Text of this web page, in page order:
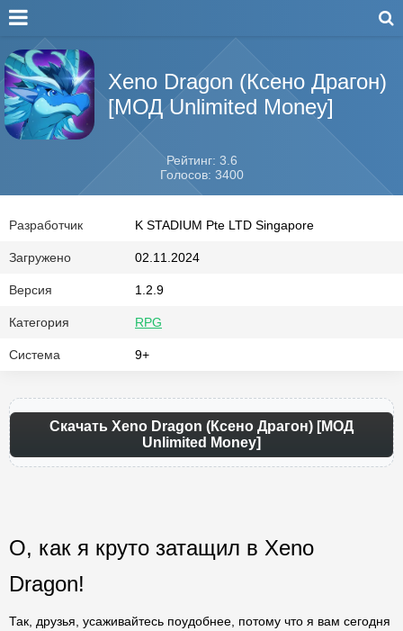
Xeno Dragon (Ксено Драгон)
[МОД Unlimited Money]
Рейтинг: 3.6
Голосов: 3400
Разработчик K STADIUM Pte LTD Singapore
Загружено 02.11.2024
Версия 1.2.9
Категория RPG
Система 9+
Скачать Xeno Dragon (Ксено Драгон) [МОД
Unlimited Money]
О, как я круто затащил в Xeno
Dragon!
Так, друзья, усаживайтесь поудобнее, потому что я вам сегодня